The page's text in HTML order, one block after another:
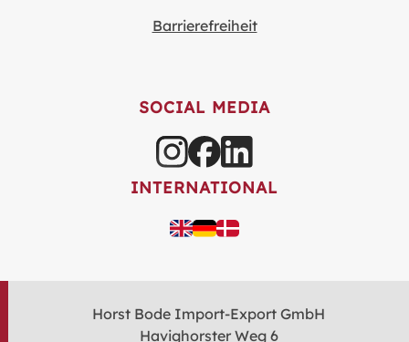
Barrierefreiheit
SOCIAL MEDIA
INTERNATIONAL
Horst Bode Import-Export GmbH
Havighorster Weg 6